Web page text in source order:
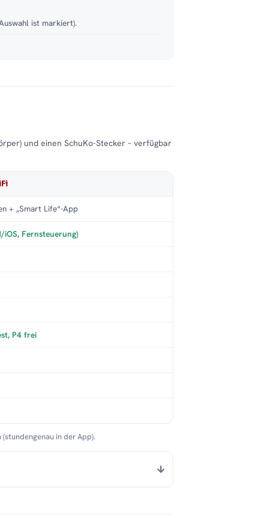
ist markiert).
und einen SchuKo-Stecker – verfügbar
+ „Smart Life“-App
Fernsteuerung)
P4 frei
(stundengenau in der App).